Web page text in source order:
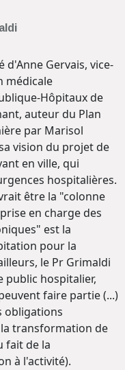
d'Anne Gervais, vice-
médicale
Hôpitaux de
auteur du Plan
par Marisol
vision du projet de
en ville, qui
hospitalières.
être la "colonne
en charge des
est la
pour la
le Pr Grimaldi
public hospitalier,
faire partie (...)
obligations
transformation de
fait de la
à l'activité).